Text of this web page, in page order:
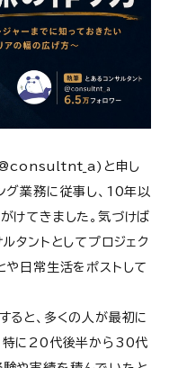
(@consultnt_a)と申し
グ業務に従事し、10年以
けてきました。気づけば
タントとしてプロジェク
や日常生活をポストして
ると、多くの人が最初に
特に20代後半から30代